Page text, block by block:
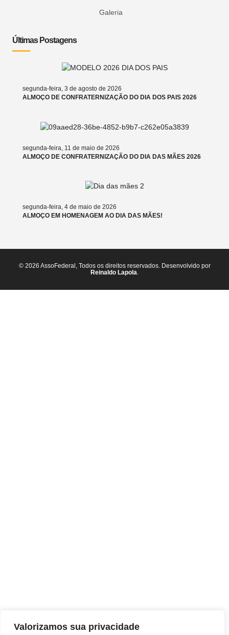
Valorizamos sua privacidade
Galeria
Últimas Postagens
segunda-feira, 3 de agosto de 2026
ALMOÇO DE CONFRATERNIZAÇÃO DO DIA DOS PAIS 2026
segunda-feira, 11 de maio de 2026
ALMOÇO DE CONFRATERNIZAÇÃO DO DIA DAS MÃES 2026
segunda-feira, 4 de maio de 2026
ALMOÇO EM HOMENAGEM AO DIA DAS MÃES!
© 2026 AssoFederal, Todos os direitos reservados. Desenvolvido por
Reinaldo Lapola.